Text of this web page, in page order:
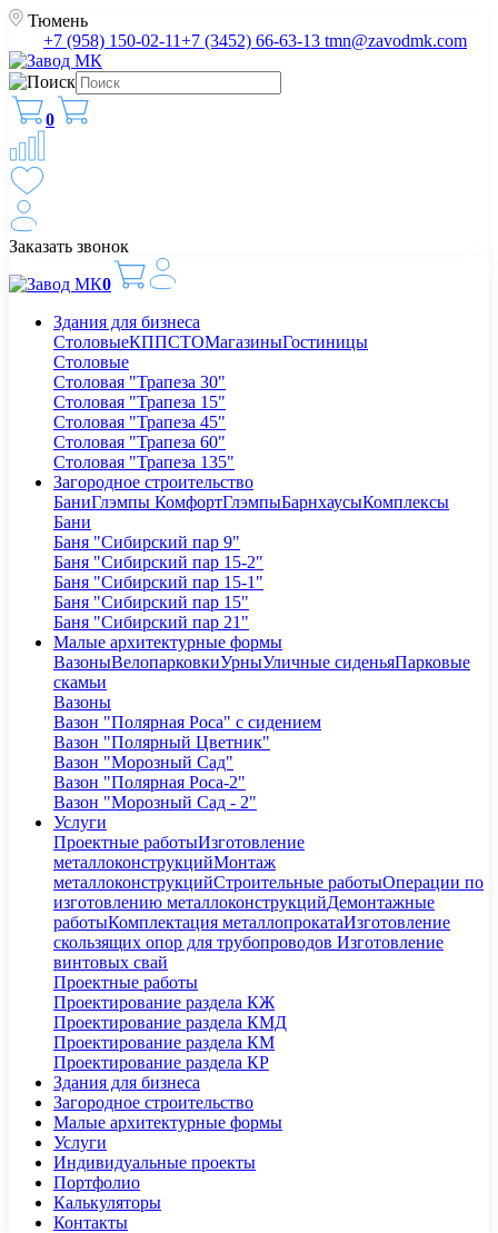
Тюмень
+7 (958) 150-02-11+7 (3452) 66-63-13 tmn@zavodmk.com
0
Заказать звонок
0
Здания для бизнеса
СтоловыеКППСТОМагазиныГостиницы
Столовые
Столовая "Трапеза 30"
Столовая "Трапеза 15"
Столовая "Трапеза 45"
Столовая "Трапеза 60"
Столовая "Трапеза 135"
Загородное строительство
БаниГлэмпы КомфортГлэмпыБарнхаусыКомплексы
Бани
Баня "Сибирский пар 9"
Баня "Сибирский пар 15-2"
Баня "Сибирский пар 15-1"
Баня "Сибирский пар 15"
Баня "Сибирский пар 21"
Малые архитектурные формы
ВазоныВелопарковкиУрныУличные сиденьяПарковые
скамьи
Вазоны
Вазон "Полярная Роса" с сидением
Вазон "Полярный Цветник"
Вазон "Морозный Сад"
Вазон "Полярная Роса-2"
Вазон "Морозный Сад - 2"
Услуги
Проектные работыИзготовление
металлоконструкцийМонтаж
металлоконструкцийСтроительные работыОперации по
изготовлению металлоконструкцийДемонтажные
работыКомплектация металлопрокатаИзготовление
скользящих опор для трубопроводов Изготовление
винтовых свай
Проектные работы
Проектирование раздела КЖ
Проектирование раздела КМД
Проектирование раздела КМ
Проектирование раздела КР
Здания для бизнеса
Загородное строительство
Малые архитектурные формы
Услуги
Индивидуальные проекты
Портфолио
Калькуляторы
Контакты